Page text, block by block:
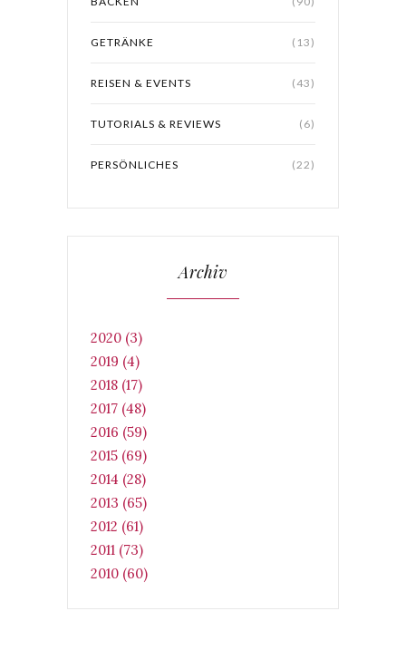
GETRÄNKE (13)
REISEN & EVENTS (43)
TUTORIALS & REVIEWS (6)
PERSÖNLICHES (22)
Archiv
2020 (3)
2019 (4)
2018 (17)
2017 (48)
2016 (59)
2015 (69)
2014 (28)
2013 (65)
2012 (61)
2011 (73)
2010 (60)